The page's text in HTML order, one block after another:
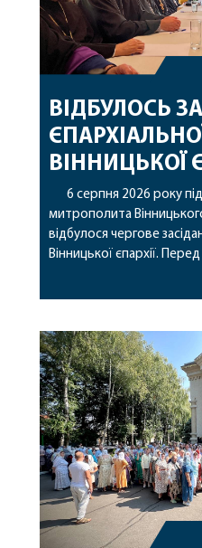
ВІДБУЛОСЬ
ВІННИЦЬКОЇ
6 серпня 2026 року
митрополита
відбулося чергове
Вінницької єпархії.
секретар Єпархіальної
побажавши йому міцного
допомоги, миру,
благословенних успіхів
архіпастирському